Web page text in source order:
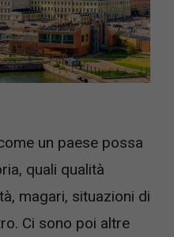
un paese possa
quali qualità
magari, situazioni di
Ci sono poi altre